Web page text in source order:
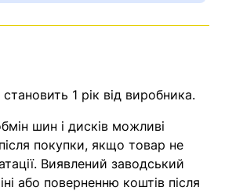
1 рік від виробника.
шин і дисків можливі
покупки, якщо товар не
Виявлений заводський
або поверненню коштів після